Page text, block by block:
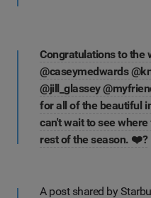
Congratulations to the
@caseymedwards
@jill_glassey
for all of the beautiful
can't wait to see
rest of the season. ❤️?
A post shared by